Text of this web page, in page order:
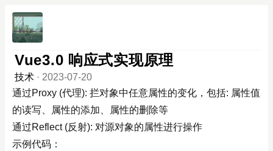
Vue3.0 响应式实现原理
技术 · 2023-07-20
通过Proxy (代理): 拦对象中任意属性的变化，包括: 属性值
的读写、属性的添加、属性的删除等
通过Reflect (反射): 对源对象的属性进行操作
示例代码：